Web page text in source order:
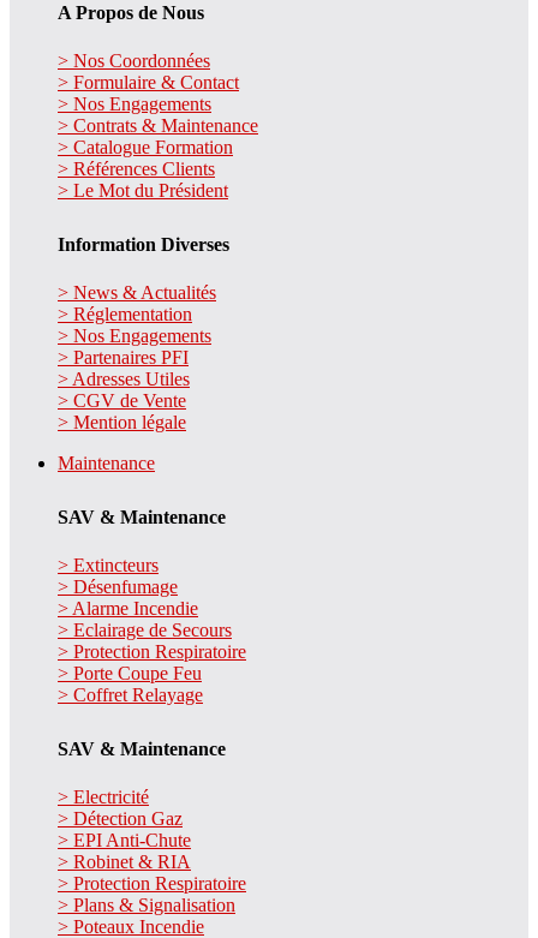
A Propos de Nous
> Nos Coordonnées
> Formulaire & Contact
> Nos Engagements
> Contrats & Maintenance
> Catalogue Formation
> Références Clients
> Le Mot du Président
Information Diverses
> News & Actualités
> Réglementation
> Nos Engagements
> Partenaires PFI
> Adresses Utiles
> CGV de Vente
> Mention légale
Maintenance
SAV & Maintenance
> Extincteurs
> Désenfumage
> Alarme Incendie
> Eclairage de Secours
> Protection Respiratoire
> Porte Coupe Feu
> Coffret Relayage
SAV & Maintenance
> Electricité
> Détection Gaz
> EPI Anti-Chute
> Robinet & RIA
> Protection Respiratoire
> Plans & Signalisation
> Poteaux Incendie